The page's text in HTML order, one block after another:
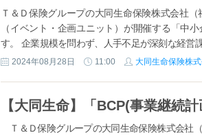
Ｔ＆Ｄ保険グループの大同生命保険株式会社
（イベント・企画ユニット）が開催する「中
す。 企業規模を問わず、人手不足が深刻な経営
2024年08月28日 11:00 大同生命保険株
Ｔ＆Ｄ保険グループの大同生命保険株式会社